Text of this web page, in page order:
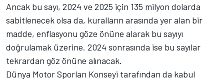
Ancak bu sayı, 2024 ve 2025 için 135 milyon dolarda
sabitlenecek olsa da, kuralların arasında yer alan bir
madde, enflasyonu göze önüne alarak bu sayıyı
doğrulamak üzerine. 2024 sonrasında ise bu sayılar
tekrardan göz önüne alınacak.
Dünya Motor Sporları Konseyi tarafından da kabul